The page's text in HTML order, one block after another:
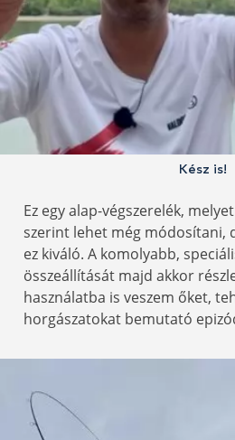
Kész is!
Ez egy alap-végszerelék,
szerint lehet még módosítani,
ez kiváló. A komolyabb,
összeállítását majd akkor
használatba is veszem őket,
horgászatokat bemutató